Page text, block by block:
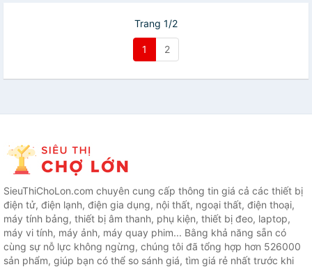
Trang 1/2
1 2
SieuThiChoLon.com chuyên cung cấp thông tin giá cả các thiết bị
điện tử, điện lạnh, điện gia dụng, nội thất, ngoại thất, điện thoại,
máy tính bảng, thiết bị âm thanh, phụ kiện, thiết bị đeo, laptop,
máy vi tính, máy ảnh, máy quay phim... Bằng khả năng sẵn có
cùng sự nỗ lực không ngừng, chúng tôi đã tổng hợp hơn 526000
sản phẩm, giúp bạn có thể so sánh giá, tìm giá rẻ nhất trước khi